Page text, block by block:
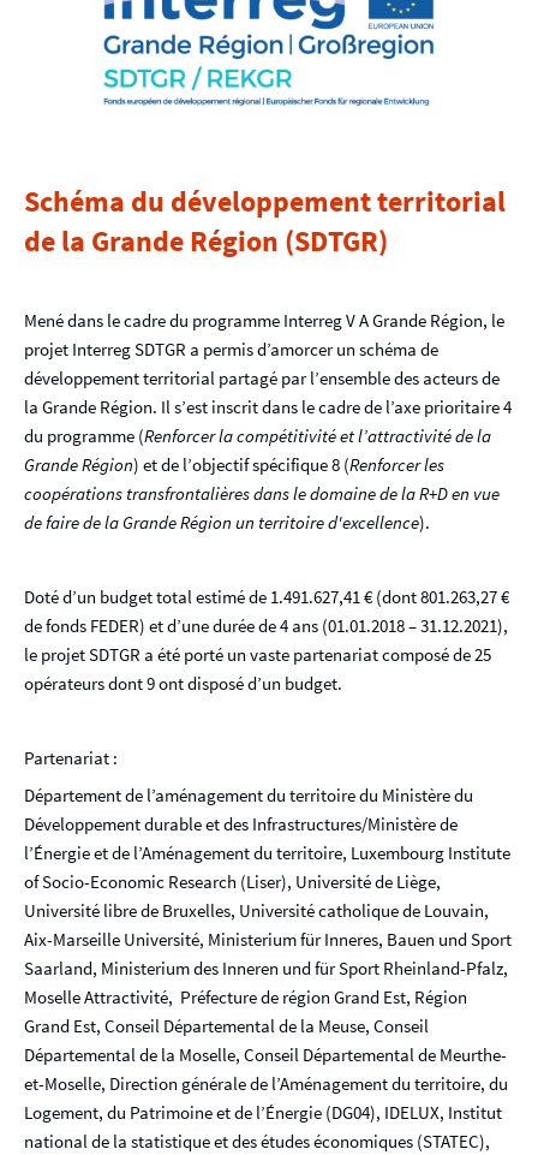
Schéma du développement territorial
de la Grande Région (SDTGR)
Mené dans le cadre du programme Interreg V A Grande Région, le
projet Interreg SDTGR a permis d’amorcer un schéma de
développement territorial partagé par l’ensemble des acteurs de
la Grande Région. Il s’est inscrit dans le cadre de l’axe prioritaire 4
du programme (Renforcer la compétitivité et l’attractivité de la
Grande Région) et de l’objectif spécifique 8 (Renforcer les
coopérations transfrontalières dans le domaine de la R+D en vue
de faire de la Grande Région un territoire d'excellence).
Doté d’un budget total estimé de 1.491.627,41 € (dont 801.263,27 €
de fonds FEDER) et d’une durée de 4 ans (01.01.2018 – 31.12.2021),
le projet SDTGR a été porté un vaste partenariat composé de 25
opérateurs dont 9 ont disposé d’un budget.
Partenariat :
Département de l’aménagement du territoire du Ministère du
Développement durable et des Infrastructures/Ministère de
l’Énergie et de l’Aménagement du territoire, Luxembourg Institute
of Socio-Economic Research (Liser), Université de Liège,
Université libre de Bruxelles, Université catholique de Louvain,
Aix-Marseille Université, Ministerium für Inneres, Bauen und Sport
Saarland, Ministerium des Inneren und für Sport Rheinland-Pfalz,
Moselle Attractivité, Préfecture de région Grand Est, Région
Grand Est, Conseil Départemental de la Meuse, Conseil
Départemental de la Moselle, Conseil Départemental de Meurthe-
et-Moselle, Direction générale de l’Aménagement du territoire, du
Logement, du Patrimoine et de l’Énergie (DG04), IDELUX, Institut
national de la statistique et des études économiques (STATEC),